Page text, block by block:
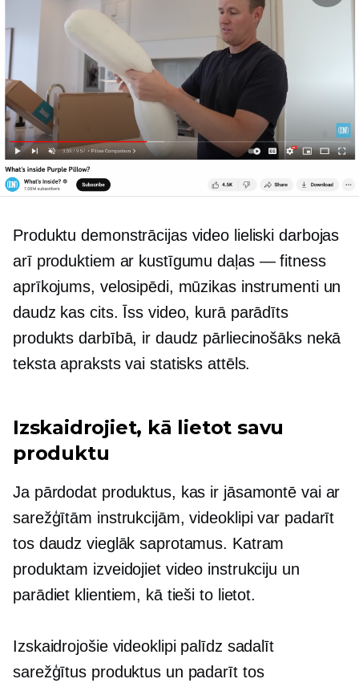
Produktu demonstrācijas video lieliski darbojas
arī produktiem ar kustīgumudaļas — fitness
aprīkojums, velosipēdi, mūzikas instrumenti un
daudz kas cits. Īss video, kurā parādīts
produkts darbībā, ir daudz pārliecinošāks nekā
teksta apraksts vai statisks attēls.
Izskaidrojiet, kā lietot savu
produktu
Ja pārdodat produktus, kas ir jāsamontē vai ar
sarežģītām instrukcijām, videoklipi var padarīt
tos daudz vieglāk saprotamus. Katram
produktam izveidojiet video instrukciju un
parādiet klientiem, kā tieši to lietot.
Izskaidrojošie videoklipi palīdz sadalīt
sarežģītus produktus un padarīt tos